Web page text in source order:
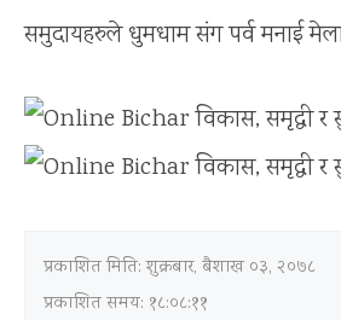
समुदायहरुले धुमधाम संग पर्व मनाई
प्रकाशित मिति:शुक्रबार, बैशाख ०३, २०७८
प्रकाशित समय: १८:०८:११